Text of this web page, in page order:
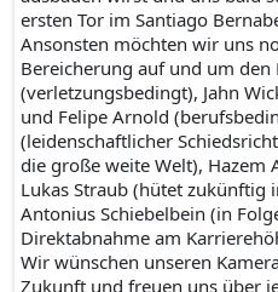
ersten Tor im Santiago
Ansonsten möchten wir uns
Bereicherung auf und um den
(verletzungsbedingt), Jahn
und Felipe Arnold
(leidenschaftlicher
die große weite Welt), Hazem
Lukas Straub (hütet zukünftig
Antonius Schiebelbein (in
Direktabnahme am
Wir wünschen unseren
Zukunft und freuen uns über